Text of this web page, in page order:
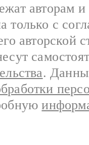
авторам
только с
авторской
.